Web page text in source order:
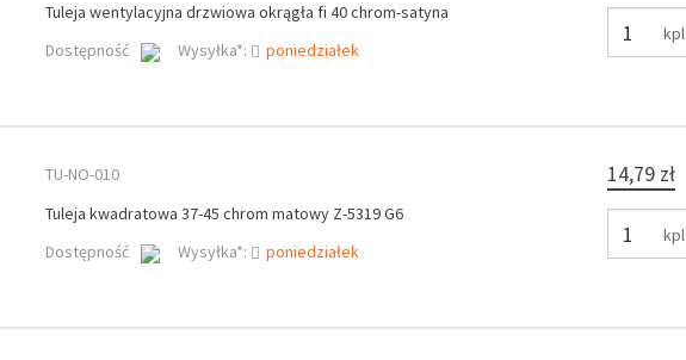
Tuleja wentylacyjna drzwiowa okrągła fi 40 chrom-satyna
Dostępność
Wysyłka*: poniedziałek
kpl
TU-NO-010
Tuleja kwadratowa 37-45 chrom matowy Z-5319 G6
Dostępność
Wysyłka*: poniedziałek
14,79 zł
kpl